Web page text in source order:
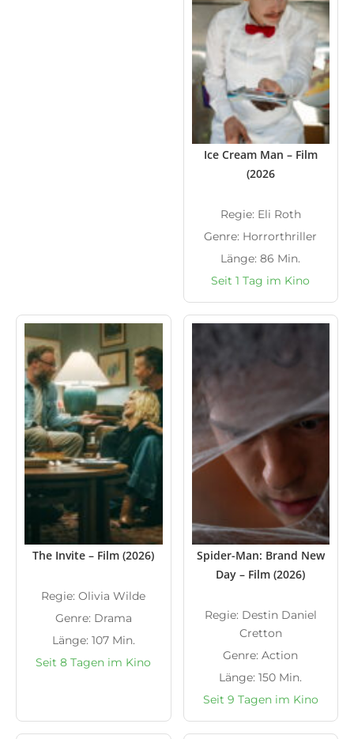
Ice Cream Man – Film
(2026
Regie: Eli Roth
Genre: Horrorthriller
Länge: 86 Min.
Seit 1 Tag im Kino
The Invite – Film (2026)
Regie: Olivia Wilde
Genre: Drama
Länge: 107 Min.
Seit 8 Tagen im Kino
Spider-Man: Brand New
Day – Film (2026)
Regie: Destin Daniel
Cretton
Genre: Action
Länge: 150 Min.
Seit 9 Tagen im Kino